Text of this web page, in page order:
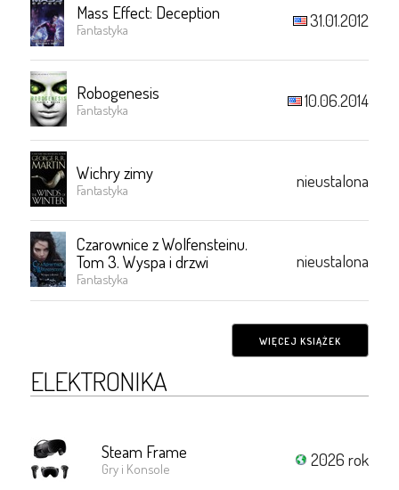
Mass Effect: Deception
Fantastyka 31.01.2012
Robogenesis
Fantastyka 10.06.2014
Wichry zimy
Fantastyka nieustalona
Czarownice z Wolfensteinu.
Tom 3. Wyspa i drzwi
Fantastyka
nieustalona
WIĘCEJ KSIĄŻEK
ELEKTRONIKA
Steam Frame
Gry i Konsole 2026 rok